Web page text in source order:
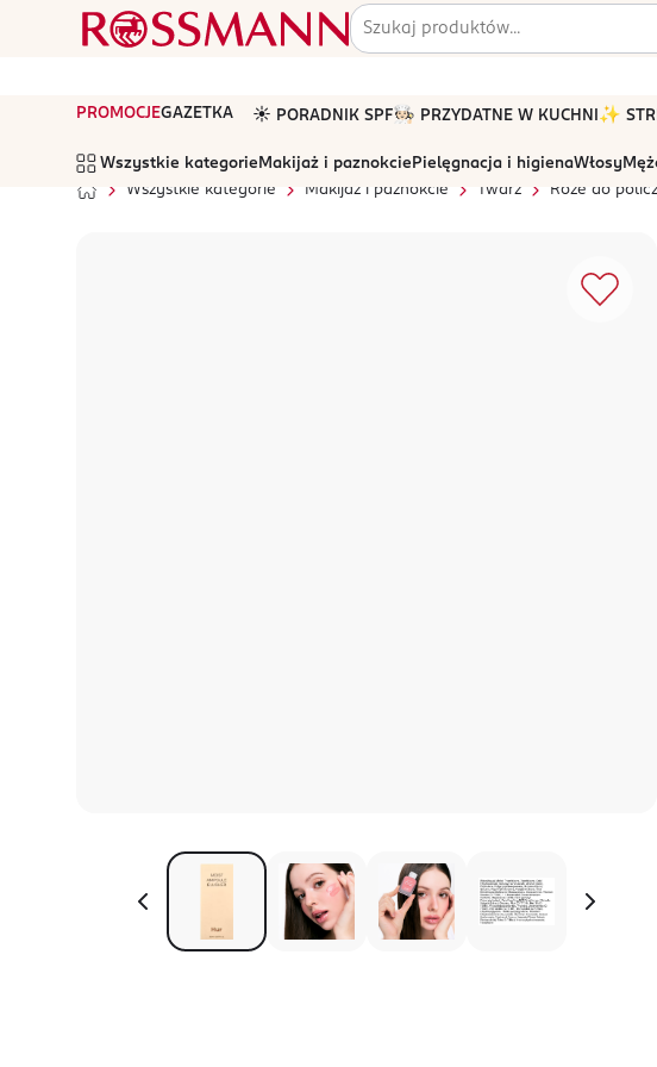
PROMOCJEGAZETKA ☀️ PORADNIK SPF🧑🏻‍🍳 PRZYDATNE W KUCHNI ✨
Wszystkie kategorie Makijaż i paznokcie Pielęgnacja i higienaWłosy
Wszystkie kategorie
Makijaż i paznokcie Twarz Róże do